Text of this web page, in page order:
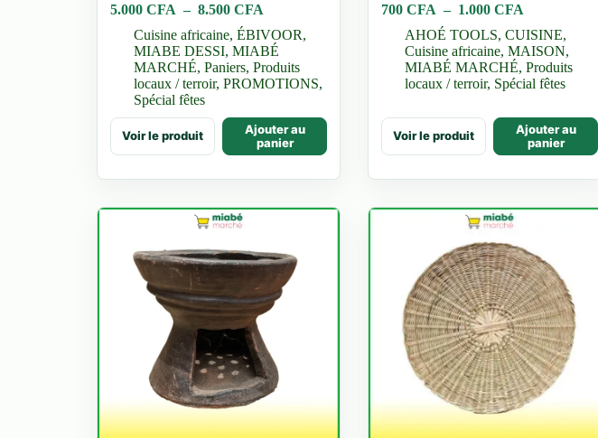
5.000CFA – 8.500CFA
prix :
5.000 CFA
à
8.500 CFA
Cuisine africaine,ÉBIVOOR,
MIABE DESSI,MIABÉ
MARCHÉ,Paniers,Produits
locaux / terroir,PROMOTIONS,
Spécial fêtes
Voir le produit
Ajouter au
panier
Ce
produit
a
Les
choisies
700CFA – 1.000CFA
prix :
700 CFA
à
1.000 CFA
AHOÉ TOOLS,CUISINE,
Cuisine africaine,MAISON,
MIABÉ MARCHÉ,Produits
locaux / terroir, Spécial fêtes
Voir le produit
Ajouter au
panier
Ce
produit
a
Les
choisies
page
produit